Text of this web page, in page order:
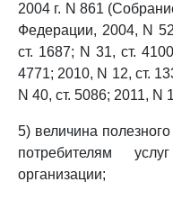
2004 г. N 861
Федерации, 2004, N
ст. 1687; N 31, ст.
4771; 2010, N 12, ст.
N 40, ст. 5086; 2011, N
5) величина полезного
потребителям
организации;